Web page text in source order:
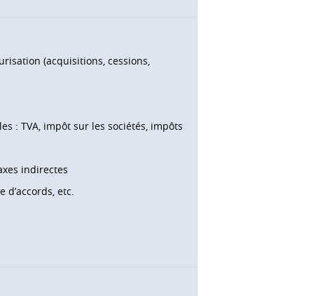
(acquisitions, cessions,
: TVA, impôt sur les sociétés, impôts
indirectes
etc.